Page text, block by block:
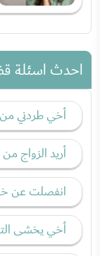
احدث اسئلة
أخي طردني
أريد الزواج
انفصلت عن
أخي يخشى